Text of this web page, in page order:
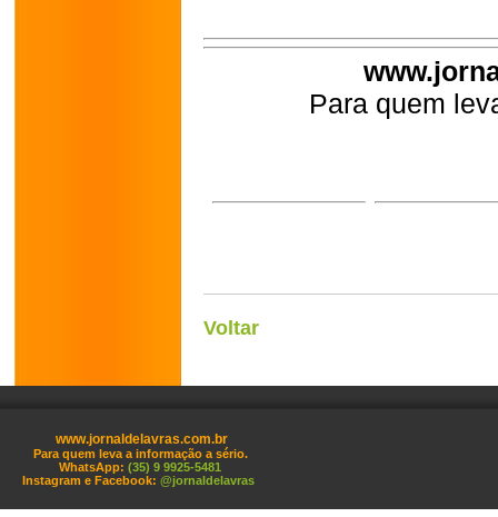
Para quem
Voltar
www.jornaldelavras.com.br
Para quem leva a informação a sério.
WhatsApp: (35) 9 9925-5481
Instagram e Facebook: @jornaldelavras